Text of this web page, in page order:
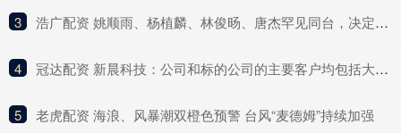
3 ​浩广配资 姚顺雨、杨植麟、林俊旸、唐杰罕见同台，决定中国大模型未来的天才都来了
4 ​冠达配资 新晨科技：公司和标的公司的主要客户均包括大型金融机构
5 ​老虎配资 海浪、风暴潮双橙色预警 台风“麦德姆”持续加强